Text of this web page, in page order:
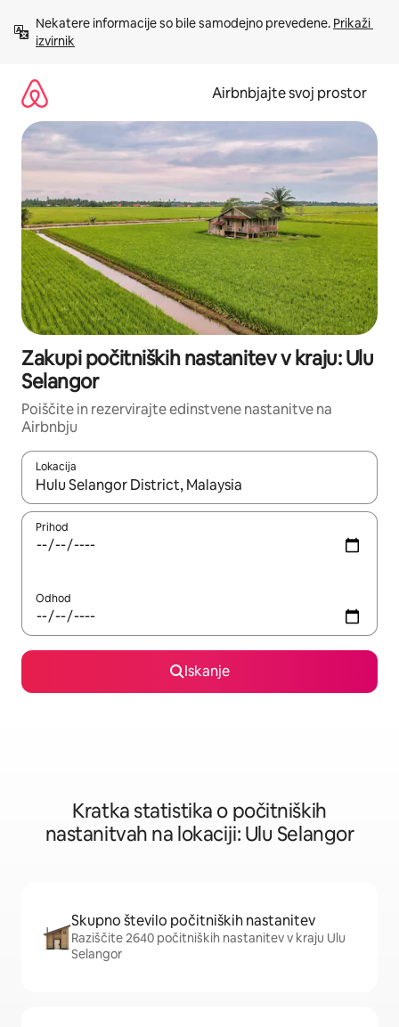
vsebino
Nekatere informacije so bile samodejno prevedene. Prikaži
izvirnik
Airbnbjajte svoj prostor
Zakupi počitniških nastanitev v kraju: Ulu
Selangor
Poiščite in rezervirajte edinstvene nastanitve na
Airbnbju
Lokacija
Ko so rezultati na voljo, krmarite s puščičnima tipkama gor in
Prihod
Odhod
Iskanje
Kratka statistika o počitniških
nastanitvah na lokaciji: Ulu Selangor
Skupno število počitniških nastanitev
Raziščite 2640 počitniških nastanitev v kraju Ulu
Selangor